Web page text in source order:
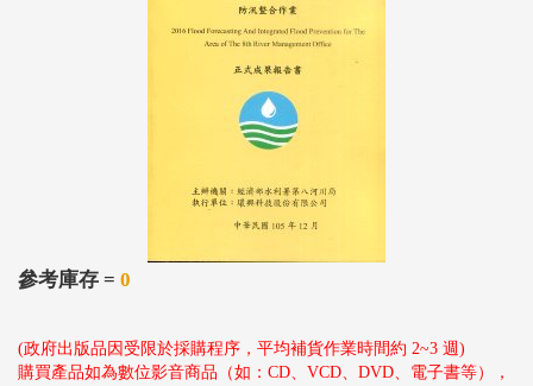
參考庫存 = 0
(政府出版品因受限於採購程序，平均補貨作業時間約 2~3 週)
購買產品如為數位影音商品（如：CD、VCD、DVD、電子書等），